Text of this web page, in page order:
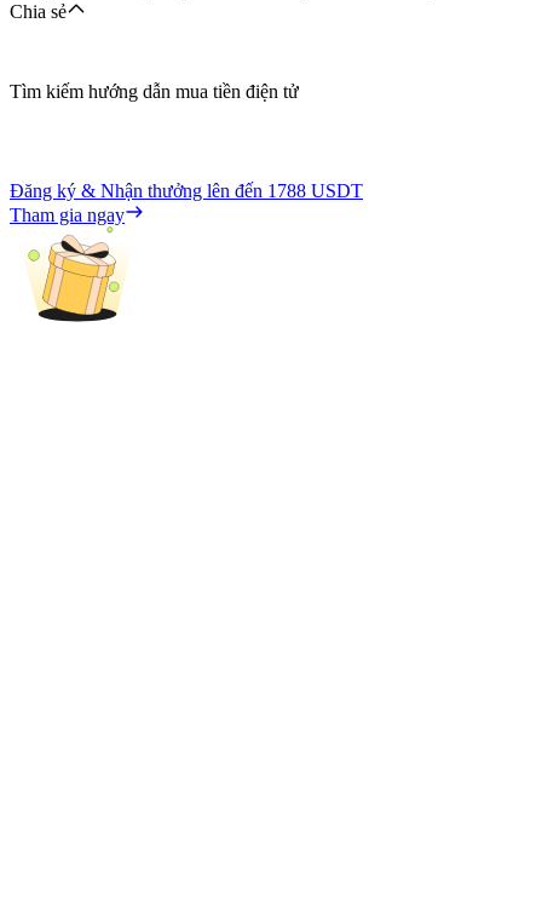
Chia sẻ
Tìm kiếm hướng dẫn mua tiền điện tử
Đăng ký & Nhận thưởng lên đến 1788 USDT
Tham gia ngay